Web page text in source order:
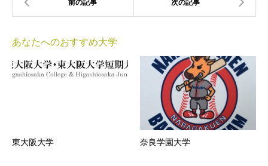
あなたへのおすすめ大学
東大阪大学 奈良学園大学